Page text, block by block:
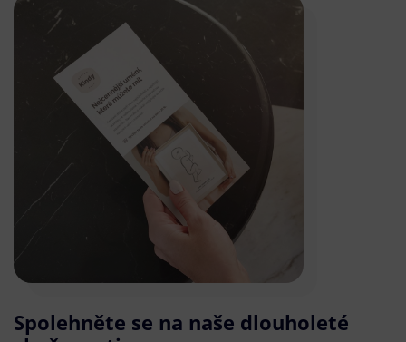
Spolehněte se na naše dlouholeté